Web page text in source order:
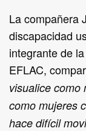
La compañera
discapacidad
integrante de
EFLAC,
visualice como
como mujeres
hace difícil